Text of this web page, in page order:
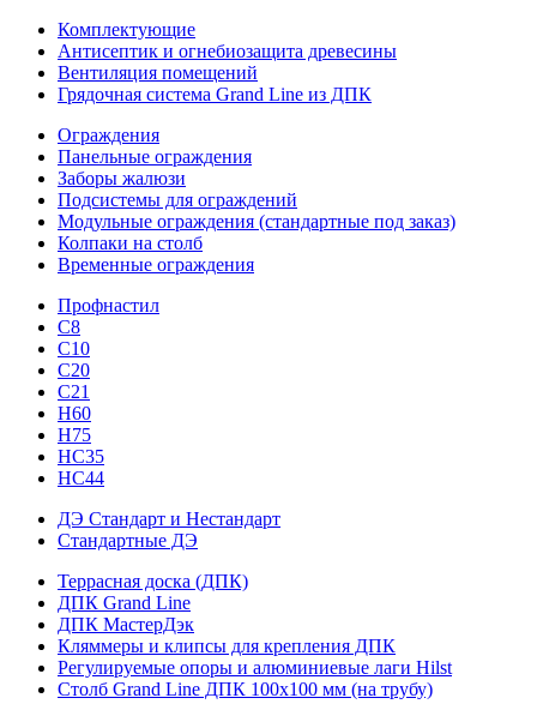
Комплектующие
Антисептик и огнебиозащита древесины
Вентиляция помещений
Грядочная система Grand Line из ДПК
Ограждения
Панельные ограждения
Заборы жалюзи
Подсистемы для ограждений
Модульные ограждения (стандартные под заказ)
Колпаки на столб
Временные ограждения
Профнастил
С8
С10
С20
С21
H60
H75
HС35
НС44
ДЭ Стандарт и Нестандарт
Стандартные ДЭ
Террасная доска (ДПК)
ДПК Grand Line
ДПК МастерДэк
Кляммеры и клипсы для крепления ДПК
Регулируемые опоры и алюминиевые лаги Hilst
Столб Grand Line ДПК 100х100 мм (на трубу)